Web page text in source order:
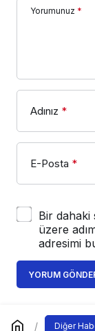
Yorumunuz *
Adınız *
E-Posta *
Bir dahaki
üzere
adresimi
YORUM
Diğer